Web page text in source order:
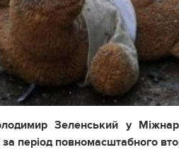
Зеленський у
за період повномасштабного